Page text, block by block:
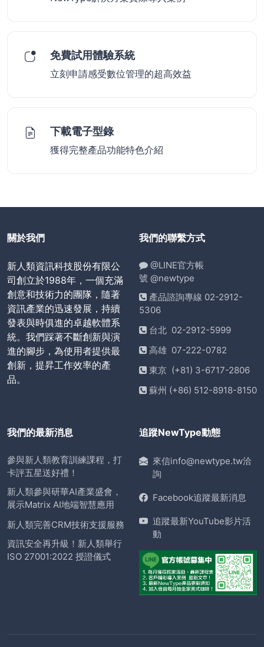
免費試用體驗系統
立刻申請感受數位管理的超高效益
下載電子型錄
獲得完整產品功能特色介紹
關於我們
新人類資訊科技股份有限公
司創立於1988年，一個充滿
創意和技術力的團隊，隨著
資訊產業的迅速發展，持續
發表與時俱進的卓越軟體系
統。我們踩著不斷創新與演
進的腳步，為使用者提供最
創新，提昇工作效率的產
品。
我們的聯繫方式
@LINE官方帳
號 @newtype
產品諮詢專線 02-2912-
5306
台北 02-2912-5999
高雄 07-222-0782
東京 (+81) 3-6717-2806
蘇州 (+86) 512-8918-8150
我們的最新消息
參與新人類教育訓練課程，打
卡評五星送好禮！
新人類參與研華AI產業盛會，
展示Matrix AI地端智慧應用
新人類完善CRM技術支援服務
資訊安全再升級！新人類舉行
ISO 27001:2022 授證儀式
追蹤NewType動態
來信info@newtype.tw洽
詢
Facebook追蹤最新消息
追蹤最新YouTube影片活
動